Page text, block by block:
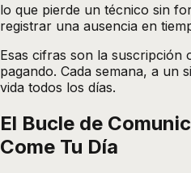
lo que pierde un técnico sin
registrar una ausencia en
Esas cifras son la suscripción
pagando. Cada semana, a un
vida todos los días.
El Bucle de
Come Tu Día